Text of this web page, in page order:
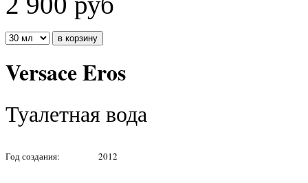
Versace Eros
Туалетная вода
Год создания: 2012